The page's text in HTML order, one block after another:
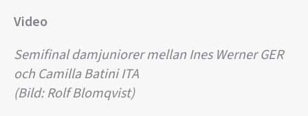
Video
Semifinal damjuniorer mellan Ines Werner GER
och Camilla Batini ITA
(Bild: Rolf Blomqvist)